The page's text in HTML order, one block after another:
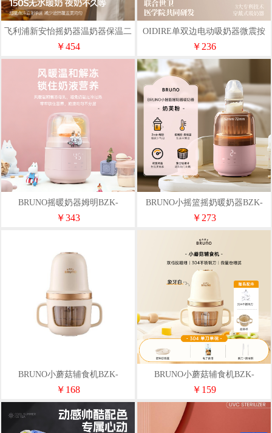
飞利浦新安怡摇奶器温奶器保温二
合一Y-YN03
￥454
OIDIRE单双边电动吸奶器微震按
摩ODI-XN16
￥236
BRUNO摇暖奶器姆明BZK-
YNQ1WH01-MOOMIN
￥343
BRUNO小摇篮摇奶暖奶器BZK-
YNQ1WH01
￥273
BRUNO小蘑菇辅食机BZK-
FSJ8LB01
￥168
BRUNO小蘑菇辅食机BZK-
FSJ8SB01
￥159